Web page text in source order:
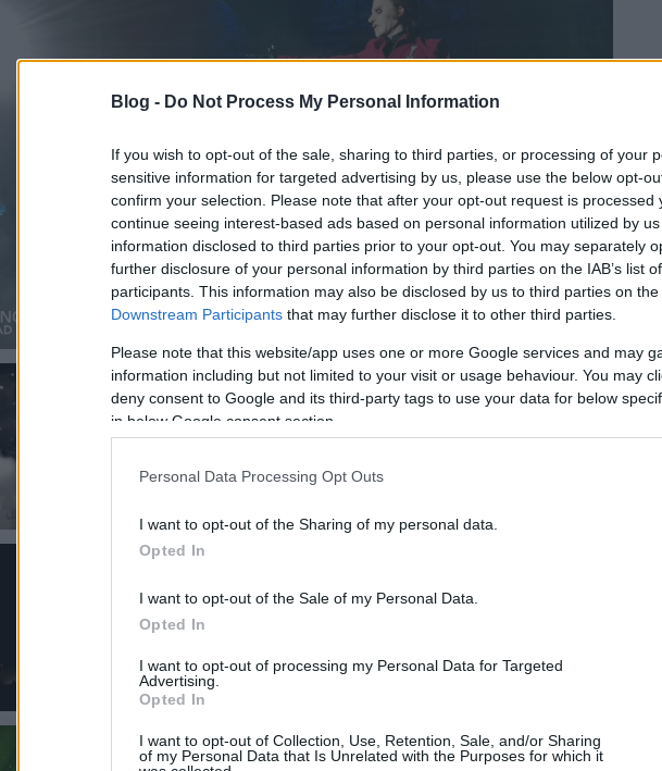
Blog - Do Not Process My Personal Information
If you wish to opt-out of the sale, sharing to third parties, or processing of your
sensitive information for targeted advertising by us, please use the below opt-
confirm your selection. Please note that after your opt-out request is processed
continue seeing interest-based ads based on personal information utilized by
information disclosed to third parties prior to your opt-out. You may separately
further disclosure of your personal information by third parties on the IAB’s list
participants. This information may also be disclosed by us to third parties on the
Downstream Participants that may further disclose it to other third parties.
Please note that this website/app uses one or more Google services and may
information including but not limited to your visit or usage behaviour. You may
deny consent to Google and its third-party tags to use your data for below
in below Google consent section.
Personal Data Processing Opt Outs
I want to opt-out of the Sharing of my personal data.
Opted In
I want to opt-out of the Sale of my Personal Data.
Opted In
I want to opt-out of processing my Personal Data for Targeted
Advertising.
Opted In
I want to opt-out of Collection, Use, Retention, Sale, and/or Sharing
of my Personal Data that Is Unrelated with the Purposes for which it